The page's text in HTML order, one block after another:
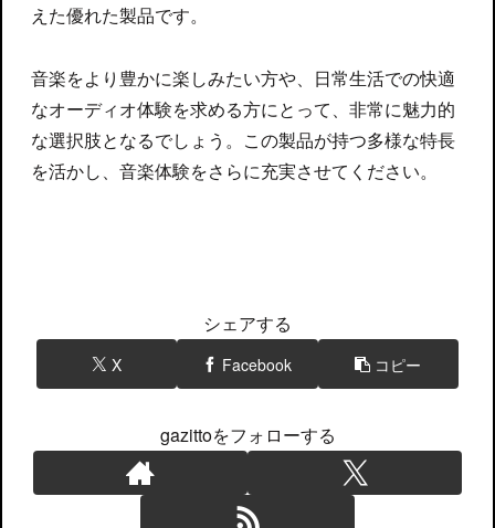
えた優れた製品です。
音楽をより豊かに楽しみたい方や、日常生活での快適
なオーディオ体験を求める方にとって、非常に魅力的
な選択肢となるでしょう。この製品が持つ多様な特長
を活かし、音楽体験をさらに充実させてください。
シェアする
X Facebook コピー
gazittoをフォローする